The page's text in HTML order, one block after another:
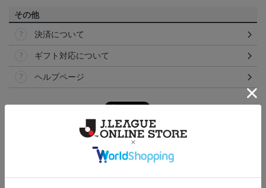
その他
決済について
ギフト対応について
ヘルプページ